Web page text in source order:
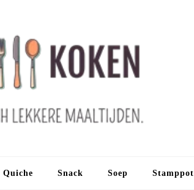
Quiche Snack Soep Stamppot